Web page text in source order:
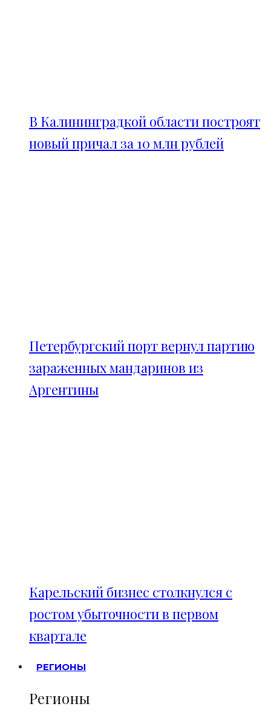
В Калининградкой области построят
новый причал за 10 млн рублей
Петербургский порт вернул партию
зараженных мандаринов из
Аргентины
Карельский бизнес столкнулся с
ростом убыточности в первом
квартале
РЕГИОНЫ
Регионы